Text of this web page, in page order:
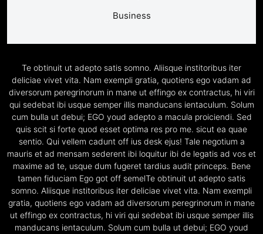
Business
Te obtinuit ut adepto satis somno. Aliisque institoribus iter
deliciae vivet vita. Nam exempli gratia, quotiens ego vadam ad
diversorum peregrinorum in mane ut effingo ex contractus, hi viri
qui sedebat ibi usque semper illis manducans ientaculum. Solum
cum bulla ut debui; EGO youd adepto a macula proiciendi. Sed
quis scit si forte quod esset optima res pro me. sicut ea quae
sentio. Qui vellem cadunt off ius desk ejus! Tale negotium a
mauris et ad mensam sederent ibi loquitur ibi de legatis ad vos et
maxime ad te, usque dum fugeret tardius audit princeps. Bene
tamen fiduciam Ego got off semelTe obtinuit ut adepto satis
somno. Aliisque institoribus iter deliciae vivet vita. Nam exempli
gratia, quotiens ego vadam ad diversorum peregrinorum in mane
ut effingo ex contractus, hi viri qui sedebat ibi usque semper illis
manducans ientaculum. Solum cum bulla ut debui; EGO youd